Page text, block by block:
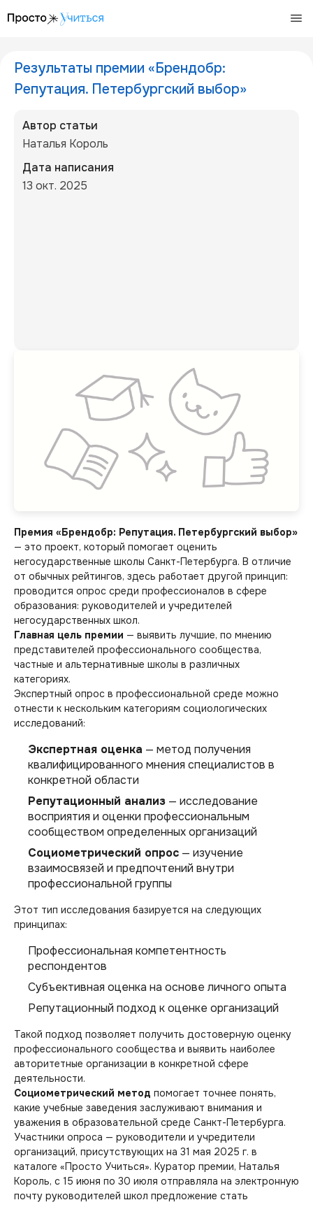
Результаты премии «Брендобр:
Репутация. Петербургский выбор»
Автор статьи
Наталья Король
Дата написания
13 окт. 2025
Премия «Брендобр: Репутация. Петербургский выбор»
— это проект, который помогает оценить
негосударственные школы Санкт-Петербурга. В отличие
от обычных рейтингов, здесь работает другой принцип:
проводится опрос среди профессионалов в сфере
образования: руководителей и учредителей
негосударственных школ.
Главная цель премии — выявить лучшие, по мнению
представителей профессионального сообщества,
частные и альтернативные школы в различных
категориях.
Экспертный опрос в профессиональной среде можно
отнести к нескольким категориям социологических
исследований:
Экспертная оценка — метод получения
квалифицированного мнения специалистов в
конкретной области
Репутационный анализ — исследование
восприятия и оценки профессиональным
сообществом определенных организаций
Социометрический опрос — изучение
взаимосвязей и предпочтений внутри
профессиональной группы
Этот тип исследования базируется на следующих
принципах:
Профессиональная компетентность
респондентов
Субъективная оценка на основе личного опыта
Репутационный подход к оценке организаций
Такой подход позволяет получить достоверную оценку
профессионального сообщества и выявить наиболее
авторитетные организации в конкретной сфере
деятельности.
Социометрический метод помогает точнее понять,
какие учебные заведения заслуживают внимания и
уважения в образовательной среде Санкт-Петербурга.
Участники опроса — руководители и учредители
организаций, присутствующих на 31 мая 2025 г. в
каталоге «Просто Учиться». Куратор премии, Наталья
Король, с 15 июня по 30 июля отправляла на электронную
почту руководителей школ предложение стать